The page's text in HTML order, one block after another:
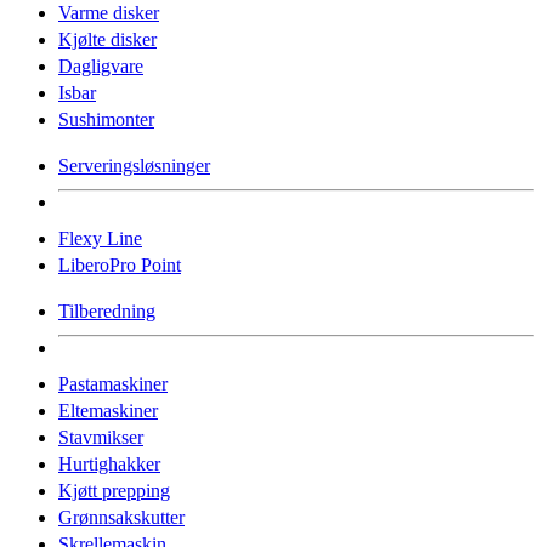
Varme disker
Kjølte disker
Dagligvare
Isbar
Sushimonter
Serveringsløsninger
Flexy Line
LiberoPro Point
Tilberedning
Pastamaskiner
Eltemaskiner
Stavmikser
Hurtighakker
Kjøtt prepping
Grønnsakskutter